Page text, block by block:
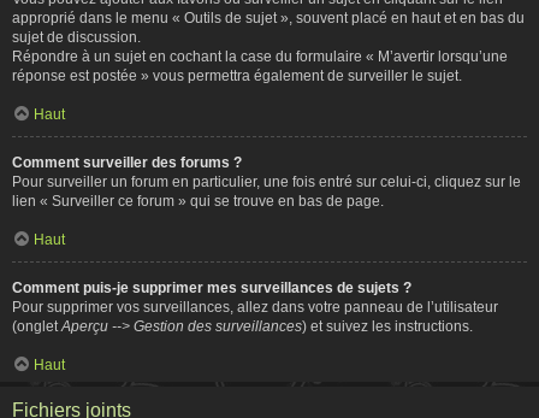
approprié dans le menu « Outils de sujet », souvent placé en haut et en bas du
sujet de discussion.
Répondre à un sujet en cochant la case du formulaire « M’avertir lorsqu’une
réponse est postée » vous permettra également de surveiller le sujet.
Haut
Comment surveiller des forums ?
Pour surveiller un forum en particulier, une fois entré sur celui-ci, cliquez sur le
lien « Surveiller ce forum » qui se trouve en bas de page.
Haut
Comment puis-je supprimer mes surveillances de sujets ?
Pour supprimer vos surveillances, allez dans votre panneau de l’utilisateur
(onglet Aperçu --> Gestion des surveillances) et suivez les instructions.
Haut
Fichiers joints